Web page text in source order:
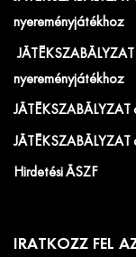
nyereményjátékhoz
nyereményjátékhoz
JÁTÉKSZABÁLYZAT
JÁTÉKSZABÁLYZAT
Hirdetési ÁSZF
IRATKOZZ FEL